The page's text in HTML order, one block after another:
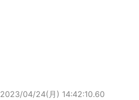
2023/04/24(月) 14:42:10.60